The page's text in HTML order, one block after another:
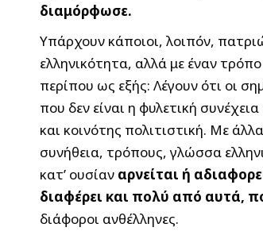
διαμόρφωσε.
Υπάρχουν κάποιοι, λοιπόν,
ελληνικότητα, αλλά με έναν τρόπο
περίπου ως εξής: Λέγουν ότι οι
που δεν είναι η φυλετική
και κοινότης πολιτιστική. Με
συνήθεια, τρόπους, γλώσσα
κατ’ ουσίαν αρνείται ή
διαφέρει και πολύ από αυτά,
διάφοροι ανθέλληνες.